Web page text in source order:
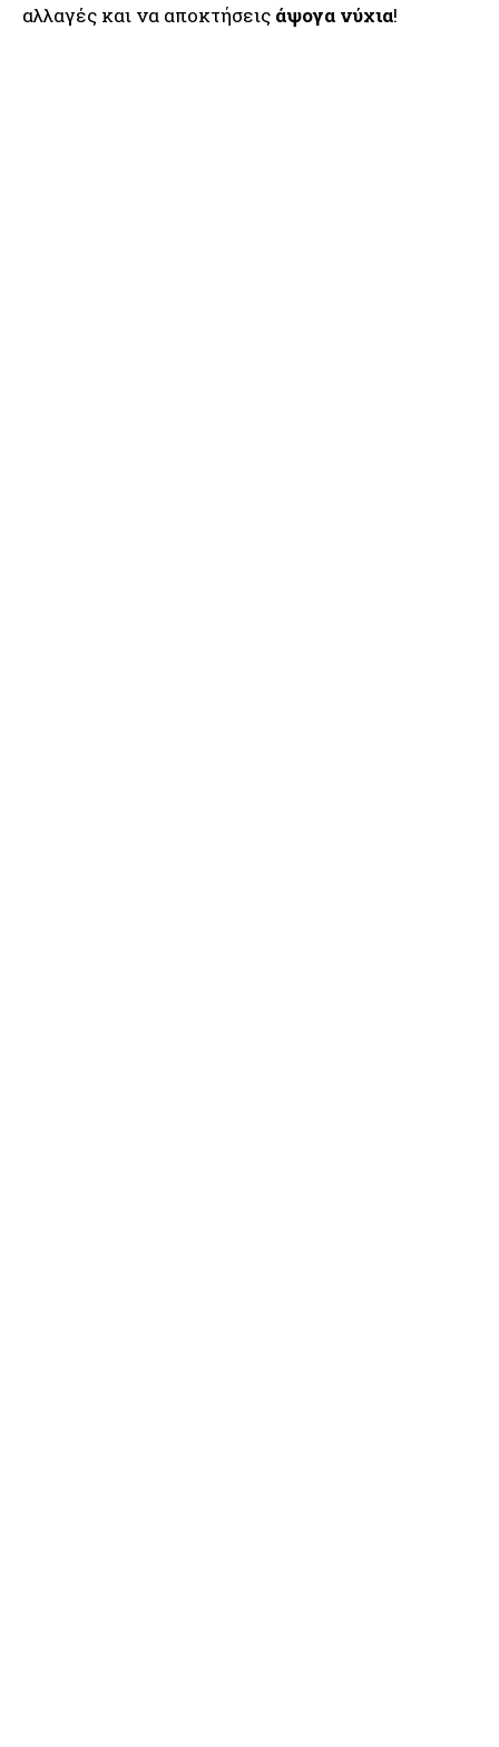
αλλαγές και να αποκτήσεις άψογα νύχια!